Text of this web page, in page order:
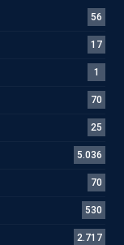
56
17
1
70
25
5.036
70
530
2.717